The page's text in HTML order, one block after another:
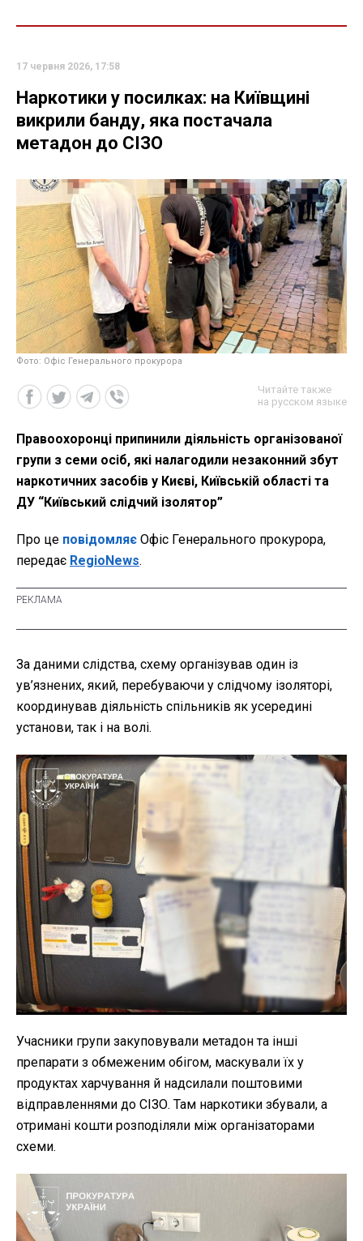
17 червня 2026, 17:58
Наркотики у посилках: на Київщині
викрили банду, яка постачала
метадон до СІЗО
Фото: Офіс Генерального прокурора
Читайте также
на русском языке
Правоохоронці припинили діяльність організованої
групи з семи осіб, які налагодили незаконний збут
наркотичних засобів у Києві, Київській області та
ДУ “Київський слідчий ізолятор”
Про це повідомляє Офіс Генерального прокурора,
передає RegioNews.
За даними слідства, схему організував один із
ув’язнених, який, перебуваючи у слідчому ізоляторі,
координував діяльність спільників як усередині
установи, так і на волі.
Учасники групи закуповували метадон та інші
препарати з обмеженим обігом, маскували їх у
продуктах харчування й надсилали поштовими
відправленнями до СІЗО. Там наркотики збували, а
отримані кошти розподіляли між організаторами
схеми.